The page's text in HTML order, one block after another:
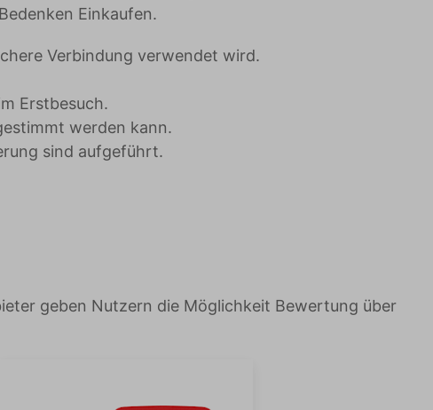
Einkaufen.
Verbindung verwendet wird.
Erstbesuch.
werden kann.
sind aufgeführt.
geben Nutzern die Möglichkeit Bewertung über